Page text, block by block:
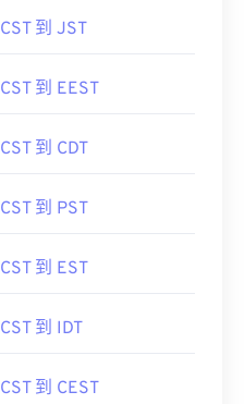
CST 到 JST
CST 到 EEST
CST 到 CDT
CST 到 PST
CST 到 EST
CST 到 IDT
CST 到 CEST